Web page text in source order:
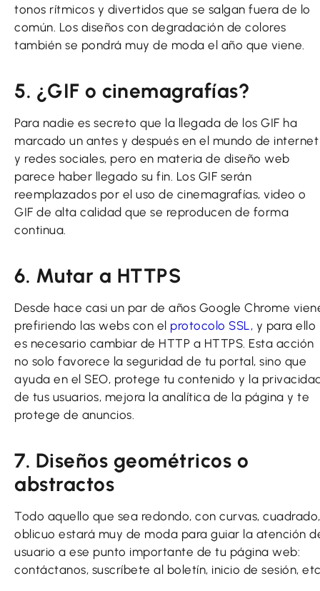
tonos rítmicos y divertidos que se salgan fuera de lo
común. Los diseños con degradación de colores
también se pondrá muy de moda el año que viene.
5. ¿GIF o cinemagrafías?
Para nadie es secreto que la llegada de los GIF ha
marcado un antes y después en el mundo de internet
y redes sociales, pero en materia de diseño web
parece haber llegado su fin. Los GIF serán
reemplazados por el uso de cinemagrafías, video o
GIF de alta calidad que se reproducen de forma
continua.
6. Mutar a HTTPS
Desde hace casi un par de años Google Chrome
prefiriendo las webs con el protocolo SSL, y para ello
es necesario cambiar de HTTP a HTTPS. Esta acción
no solo favorece la seguridad de tu portal, sino que
ayuda en el SEO, protege tu contenido y la
de tus usuarios, mejora la analítica de la página y te
protege de anuncios.
7. Diseños geométricos o
abstractos
Todo aquello que sea redondo, con curvas, cuadrado,
oblicuo estará muy de moda para guiar la atención
usuario a ese punto importante de tu página web:
contáctanos, suscríbete al boletín, inicio de sesión,